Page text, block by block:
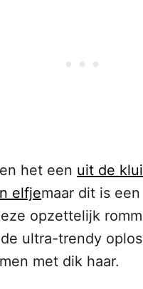
het een uit de
elfjemaar dit is
opzettelijk
ultra-trendy
met dik haar.